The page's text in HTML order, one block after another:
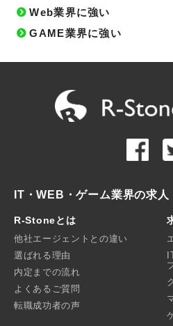
Web業界に強い
GAME業界に強い
IT・WEB・ゲーム業界の求人
R-Stoneとは
他社エージェントとの違い
選ばれる理由
内定までの流れ
よくあるご質問
転職成功者の声